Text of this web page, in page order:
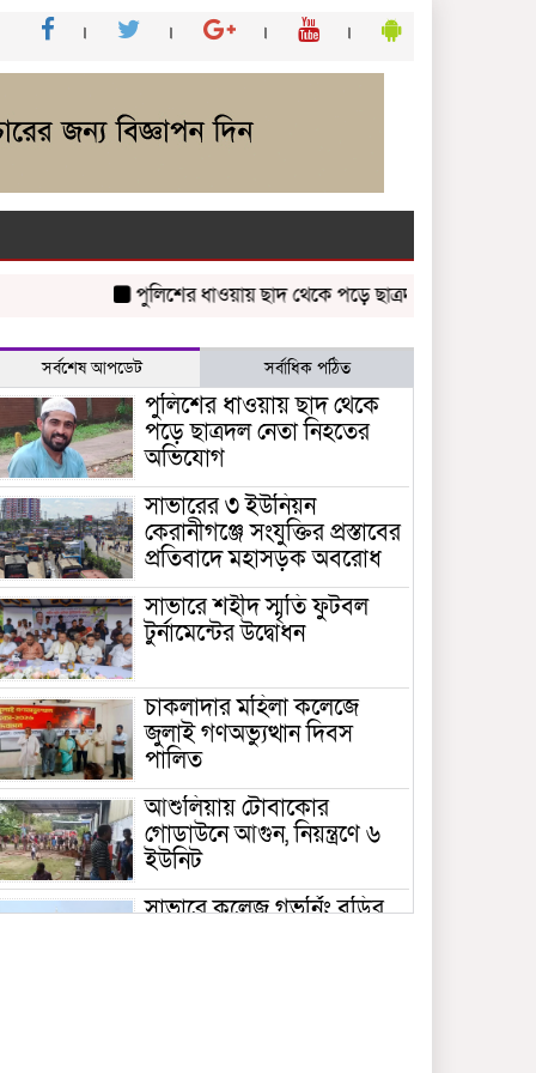
পুলিশের ধাওয়ায় ছাদ থেকে পড়ে ছাত্রদল নেতা নিহতের
সর্বশেষ আপডেট সর্বাধিক পঠিত
পুলিশের ধাওয়ায় ছাদ থেকে
পড়ে ছাত্রদল নেতা নিহতের
অভিযোগ
সাভারের ৩ ইউনিয়ন
কেরানীগঞ্জে সংযুক্তির প্রস্তাবের
প্রতিবাদে মহাসড়ক অবরোধ
সাভারে শহীদ স্মৃতি ফুটবল
টুর্নামেন্টের উদ্বোধন
চাকলাদার মহিলা কলেজে
জুলাই গণঅভ্যুত্থান দিবস
পালিত
আশুলিয়ায় টোবাকোর
গোডাউনে আগুন, নিয়ন্ত্রণে ৬
ইউনিট
সাভারে কলেজ গভর্নিং বডির